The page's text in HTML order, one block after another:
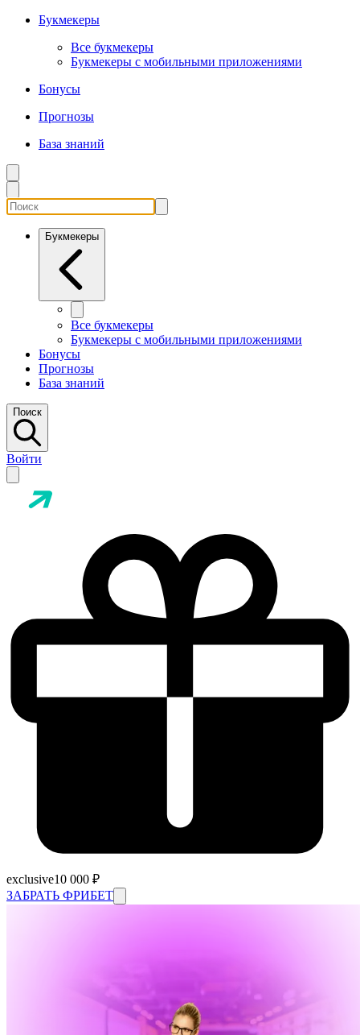
Букмекеры
Все букмекеры
Букмекеры с мобильными приложениями
Бонусы
Прогнозы
База знаний
Букмекеры
Все букмекеры
Букмекеры с мобильными приложениями
Бонусы
Прогнозы
База знаний
Поиск
Войти
exclusive10 000 ₽
ЗАБРАТЬ ФРИБЕТ